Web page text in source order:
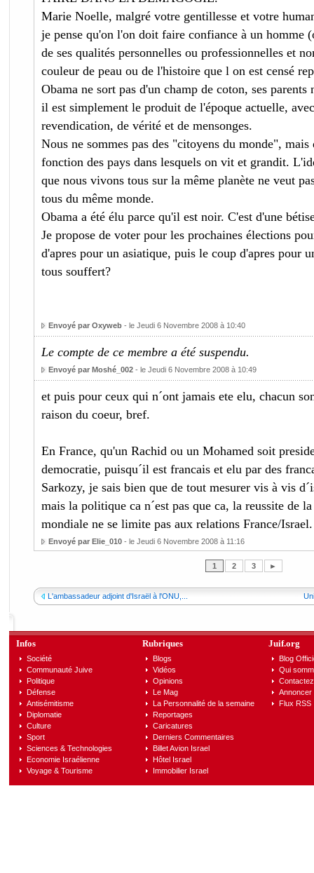
Marie Noelle, malgré votre gentillesse et votre
je pense qu'on l'on doit faire confiance à un homme
de ses qualités personnelles ou professionnelles et
couleur de peau ou de l'histoire que l on est censé
Obama ne sort pas d'un champ de coton, ses parents
il est simplement le produit de l'époque actuelle,
revendication, de vérité et de mensonges.
Nous ne sommes pas des "citoyens du monde", mais
fonction des pays dans lesquels on vit et grandit.
que nous vivons tous sur la même planète ne veut
tous du même monde.
Obama a été élu parce qu'il est noir. C'est d'une
Je propose de voter pour les prochaines élections
d'apres pour un asiatique, puis le coup d'apres pour
tous souffert?
Envoyé par Oxyweb- le Jeudi 6 Novembre 2008 à 10:40
Le compte de ce membre a été suspendu.
Envoyé par Moshé_002- le Jeudi 6 Novembre 2008 à 10:49
et puis pour ceux qui n´ont jamais ete elu, chacun
raison du coeur, bref.
En France, qu'un Rachid ou un Mohamed soit
democratie, puisqu´il est francais et elu par des
Sarkozy, je sais bien que de tout mesurer vis à vis
mais la politique ca n´est pas que ca, la reussite de
mondiale ne se limite pas aux relations France/Israel.
Envoyé par Elie_010- le Jeudi 6 Novembre 2008 à 11:16
1 2 3 ►
L'ambassadeur adjoint d'Israël à l'ONU,...
Infos
Société
Communauté Juive
Politique
Défense
Antisémitisme
Diplomatie
Culture
Sport
Sciences & Technologies
Economie Israélienne
Voyage & Tourisme
Rubriques
Blogs
Vidéos
Opinions
Le Mag
La Personnalité de la semaine
Reportages
Caricatures
Derniers Commentaires
Billet Avion Israel
Hôtel Israel
Immobilier Israel
Juif.org
Blog
Qui
Annoncer
Flux RSS